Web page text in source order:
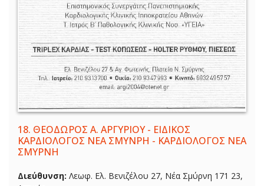
18. ΘΕΟΔΩΡΟΣ Α. ΑΡΓΥΡΙΟΥ - ΕΙΔΙΚΟΣ
ΚΑΡΔΙΟΛΟΓΟΣ ΝΕΑ ΣΜΥΝΡΗ - ΚΑΡΔΙΟΛΟΓΟΣ ΝΕΑ
ΣΜΥΡΝΗ
Διεύθυνση: Λεωφ. Ελ. Βενιζέλου 27, Νέα Σμύρνη 171 23,